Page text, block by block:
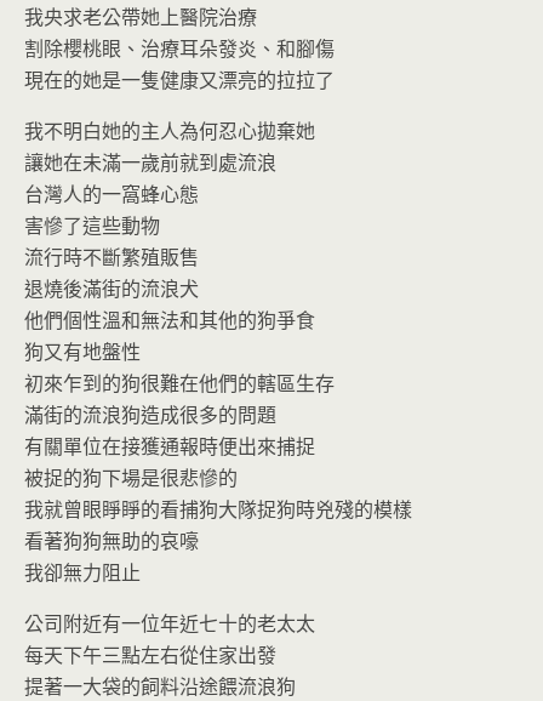
我央求老公帶她上醫院治療
割除櫻桃眼、治療耳朵發炎、和腳傷
現在的她是一隻健康又漂亮的拉拉了
我不明白她的主人為何忍心拋棄她
讓她在未滿一歲前就到處流浪
台灣人的一窩蜂心態
害慘了這些動物
流行時不斷繁殖販售
退燒後滿街的流浪犬
他們個性溫和無法和其他的狗爭食
狗又有地盤性
初來乍到的狗很難在他們的轄區生存
滿街的流浪狗造成很多的問題
有關單位在接獲通報時便出來捕捉
被捉的狗下場是很悲慘的
我就曾眼睜睜的看捕狗大隊捉狗時兇殘的模樣
看著狗狗無助的哀嚎
我卻無力阻止
公司附近有一位年近七十的老太太
每天下午三點左右從住家出發
提著一大袋的飼料沿途餵流浪狗